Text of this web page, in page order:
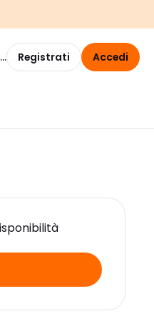
Registrati Accedi